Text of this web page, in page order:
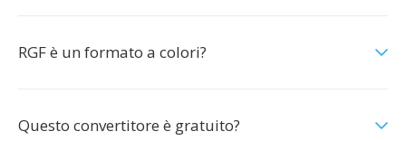
RGF è un formato a colori?
Questo convertitore è gratuito?